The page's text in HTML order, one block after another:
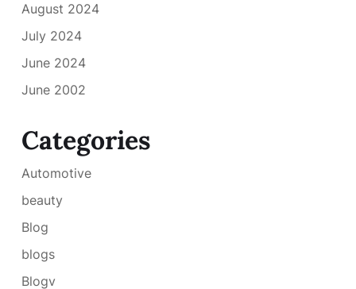
August 2024
July 2024
June 2024
June 2002
Categories
Automotive
beauty
Blog
blogs
Blogv